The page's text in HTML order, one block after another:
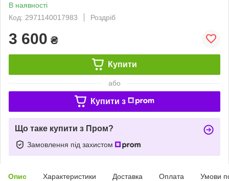
В наявності
Код: 2971140017983
Роздріб
3 600 ₴
Купити
або
Купити з
Що таке купити з Пром?
Замовлення під захистом
Опис Характеристики Доставка Оплата Умови